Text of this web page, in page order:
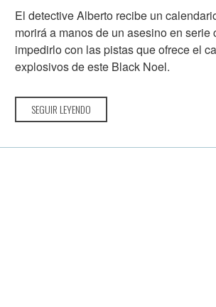
El detective Alberto recibe un
morirá a manos de un asesino en
impedirlo con las pistas que ofrece el
explosivos de este Black Noel.
SEGUIR LEYENDO